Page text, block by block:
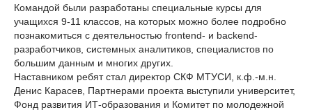
Командой были разработаны специальные курсы для
учащихся 9-11 классов, на которых можно более подробно
познакомиться с деятельностью frontend- и backend-
разработчиков, системных аналитиков, специалистов по
большим данным и многих других.
Наставником ребят стал директор СКФ МТУСИ, к.ф.-м.н.
Денис Карасев, Партнерами проекта выступили университет,
Фонд развития ИТ-образования и Комитет по молодежной